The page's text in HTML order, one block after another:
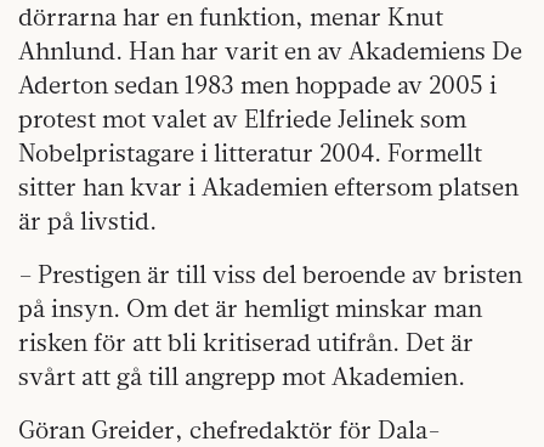
dörrarna har en funktion, menar Knut
Ahnlund. Han har varit en av Akademiens De
Aderton sedan 1983 men hoppade av 2005 i
protest mot valet av Elfriede Jelinek som
Nobelpristagare i litteratur 2004. Formellt
sitter han kvar i Akademien eftersom platsen
är på livstid.
– Prestigen är till viss del beroende av bristen
på insyn. Om det är hemligt minskar man
risken för att bli kritiserad utifrån. Det är
svårt att gå till angrepp mot Akademien.
Göran Greider, chefredaktör för Dala­